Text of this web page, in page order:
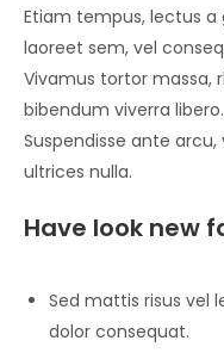
Etiam tempus, lectus a
laoreet sem, vel
Vivamus tortor massa,
bibendum viverra
Suspendisse ante
ultrices nulla.
Have look new
Sed mattis risus vel
dolor consequat.